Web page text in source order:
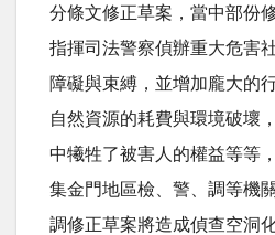
分條文修正草案，當中部份
指揮司法警察偵辦重大危害
障礙與束縛，並增加龐大的
自然資源的耗費與環境破壞
中犧牲了被害人的權益等等
集金門地區檢、警、調等機
調修正草案將造成偵查空洞